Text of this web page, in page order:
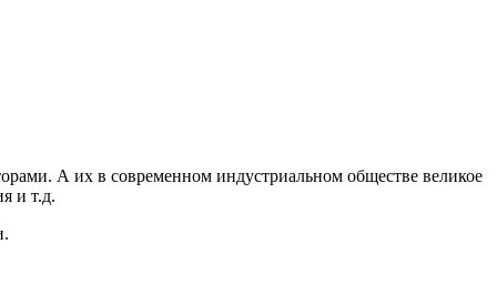
А их в современном индустриальном обществе великое
и т.д.